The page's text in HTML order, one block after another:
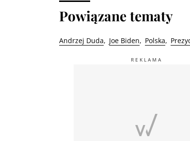
Powiązane tematy
Andrzej Duda Joe Biden Polska